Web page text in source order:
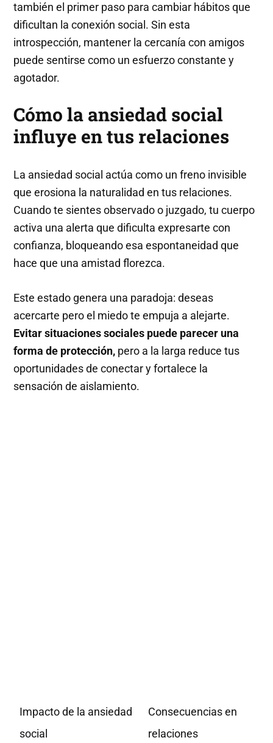
también el primer paso para cambiar hábitos que
dificultan la conexión social. Sin esta
introspección, mantener la cercanía con amigos
puede sentirse como un esfuerzo constante y
agotador.
Cómo la ansiedad social
influye en tus relaciones
La ansiedad social actúa como un freno invisible
que erosiona la naturalidad en tus relaciones.
Cuando te sientes observado o juzgado, tu cuerpo
activa una alerta que dificulta expresarte con
confianza, bloqueando esa espontaneidad que
hace que una amistad florezca.
Este estado genera una paradoja: deseas
acercarte pero el miedo te empuja a alejarte.
Evitar situaciones sociales puede parecer una
forma de protección, pero a la larga reduce tus
oportunidades de conectar y fortalece la
sensación de aislamiento.
Impacto de la ansiedad
social
Consecuencias en
relaciones